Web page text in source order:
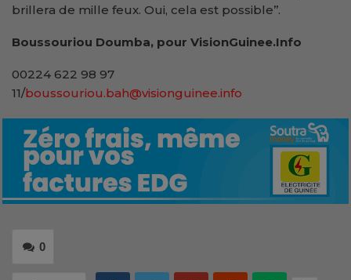
brillera de mille feux. Oui, cela est possible’’.
Boussouriou Doumba, pour VisionGuinee.Info
00224 622 98 97
11/boussouriou.bah@visionguinee.info
0